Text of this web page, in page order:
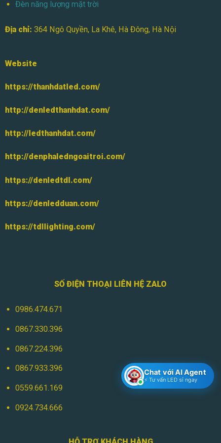
Đèn năng lượng mặt trời
Địa chỉ: 364 Ngô Quyền, La Khê, Hà Đông, Hà Nội
Website
https://thanhdatled.com/
http://denledthanhdat.com/
http://ledthanhdat.com/
http://denphaledngoaitroi.com/
https://denledtdl.com/
https://denledduan.com/
https://tdllighting.com/
SỐ ĐIỆN THOẠI LIÊN HỆ ZALO
0986.474.671
0867.330.396
0867.224.396
0867.933.396
0559.661.169
0924.734.666
Chat với AI Agent
⚡ Tư vấn LED sỉ ngay